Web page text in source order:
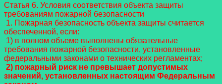
Статья 6. Условия соответствия объекта защиты
требованиям пожарной безопасности
1. Пожарная безопасность объекта защиты считается
обеспеченной, если:
1) в полном объеме выполнены обязательные
требования пожарной безопасности, установленные
федеральными законами о технических регламентах;
2) пожарный риск не превышает допустимых
значений, установленных настоящим Федеральным